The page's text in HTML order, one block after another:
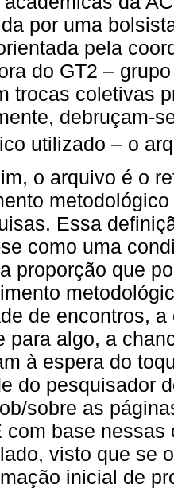
por uma
pela
do GT2 –
trocas coletivas
debruçam-
utilizado – o
o arquivo é o
Essa
como uma
proporção que
de encontros,
para algo, a
à espera do
do pesquisador
sobre as
com base
visto que se
inicial de